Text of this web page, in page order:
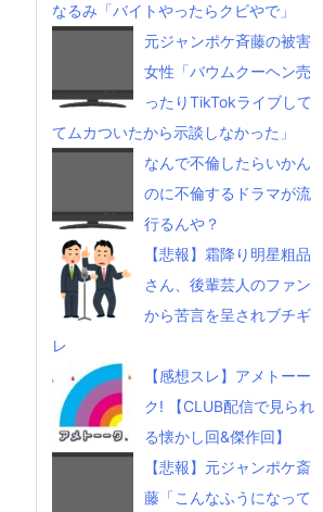
なるみ「バイトやったらクビやで」
元ジャンポケ斉藤の被害
女性「バウムクーヘン売
ったりTikTokライブして
てムカついたから示談しなかった」
なんで不倫したらいかん
のに不倫するドラマが流
行るんや？
【悲報】霜降り明星粗品
さん、後輩芸人のファン
から苦言を呈されブチギ
レ
【感想スレ】アメトーー
ク! 【CLUB配信で見られ
る懐かし回&傑作回】
【悲報】元ジャンポケ斎
藤「こんなふうになって